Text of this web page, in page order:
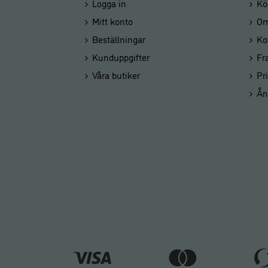
Logga in
Mitt konto
Beställningar
Kunduppgifter
Våra butiker